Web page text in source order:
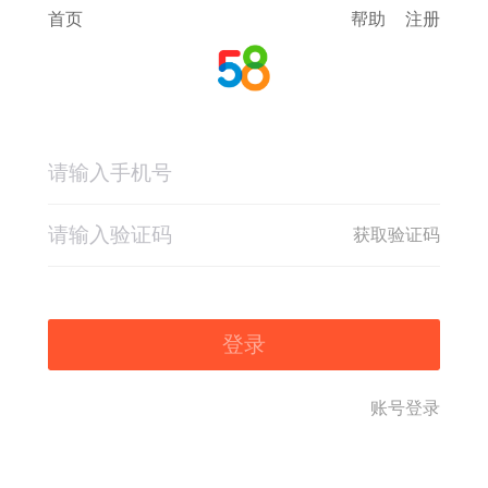
首页 帮助 注册
获取验证码
登录
账号登录